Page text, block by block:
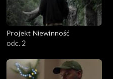
Projekt Niewinność
odc. 2